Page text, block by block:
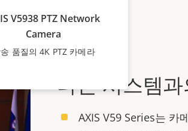
다른 시스템
AXIS V59 Series는 카
V5938 PTZ Network
Camera
품질의 4K PTZ 카메라